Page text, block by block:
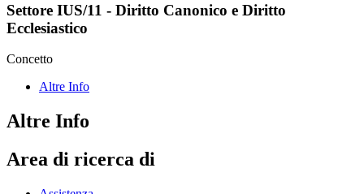
Settore IUS/11 - Diritto Canonico e Diritto
Ecclesiastico
Concetto
Altre Info
Altre Info
Area di ricerca di